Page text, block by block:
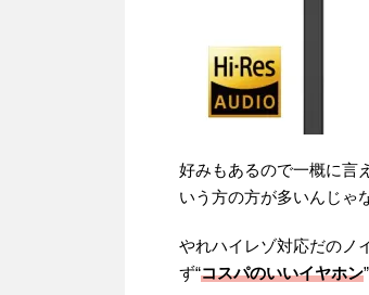
好みもあるので一概に言
いう方の方が多いんじゃ
やれハイレゾ対応だのノ
ず“コスパのいいイヤホン